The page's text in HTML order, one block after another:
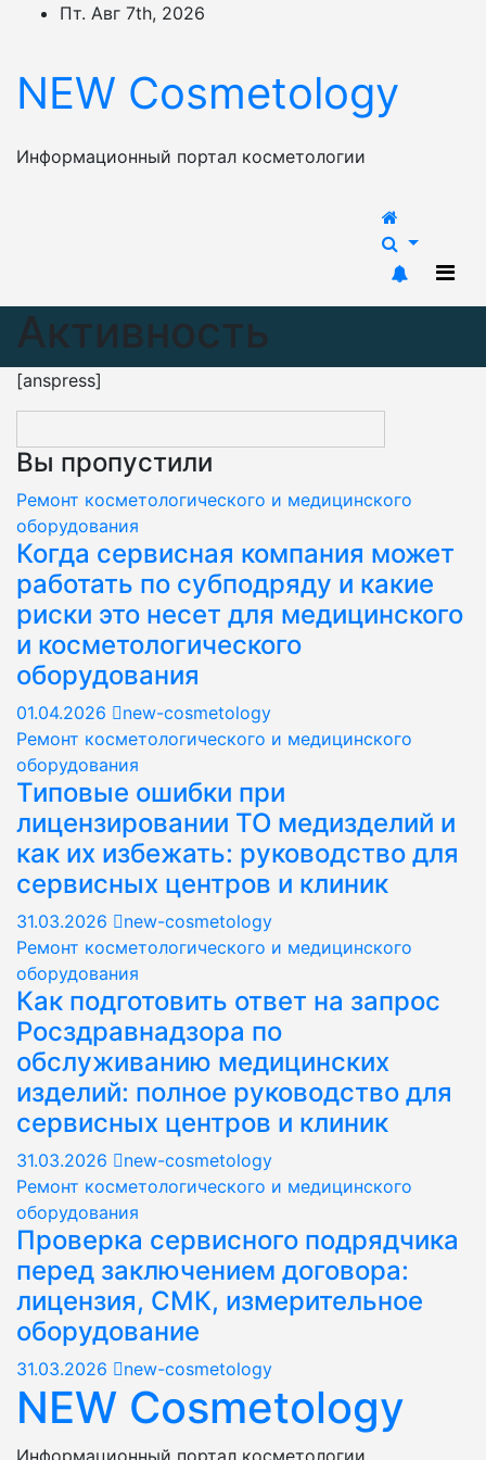
ПерейтиПт. Авг 7th, 2026
NEW Cosmetology
Информационный портал косметологии
Активность
[anspress]
Вы пропустили
Ремонт косметологического и медицинского
оборудования
Когда сервисная компания может
работать по субподряду и какие
риски это несет для медицинского
и косметологического
оборудования
01.04.2026
new-cosmetology
Ремонт косметологического и медицинского
оборудования
Типовые ошибки при
лицензировании ТО медизделий и
как их избежать: руководство для
сервисных центров и клиник
31.03.2026
new-cosmetology
Ремонт косметологического и медицинского
оборудования
Как подготовить ответ на запрос
Росздравнадзора по
обслуживанию медицинских
изделий: полное руководство для
сервисных центров и клиник
31.03.2026
new-cosmetology
Ремонт косметологического и медицинского
оборудования
Проверка сервисного подрядчика
перед заключением договора:
лицензия, СМК, измерительное
оборудование
31.03.2026 new-cosmetology
NEW Cosmetology
Информационный портал косметологии